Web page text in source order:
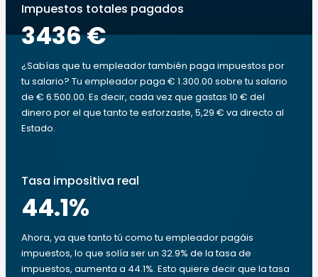
Impuestos totales pagados
3436 €
¿Sabías que tu empleador también paga impuestos por
tu salario? Tu empleador paga € 1.300.00 sobre tu salario
de € 6.500.00. Es decir, cada vez que gastas 10 € del
dinero por el que tanto te esforzaste, 5,29 € va directo al
Estado.
Tasa impositiva real
44.1%
Ahora, ya que tanto tú como tu empleador pagáis
impuestos, lo que solía ser un 32.9% de la tasa de
impuestos, aumenta a 44.1%. Esto quiere decir que la tasa